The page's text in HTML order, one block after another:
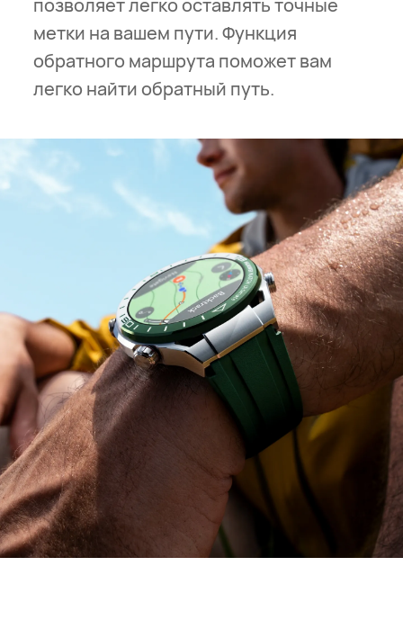
метки на вашем пути. Функция
обратного маршрута поможет вам
легко найти обратный путь.